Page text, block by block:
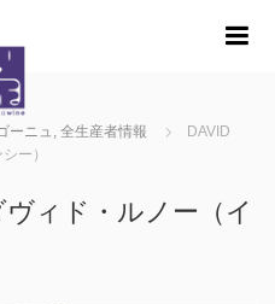
ーニュ , 全生産者情報
DAVID
ー）
ィド・ルノー（イ